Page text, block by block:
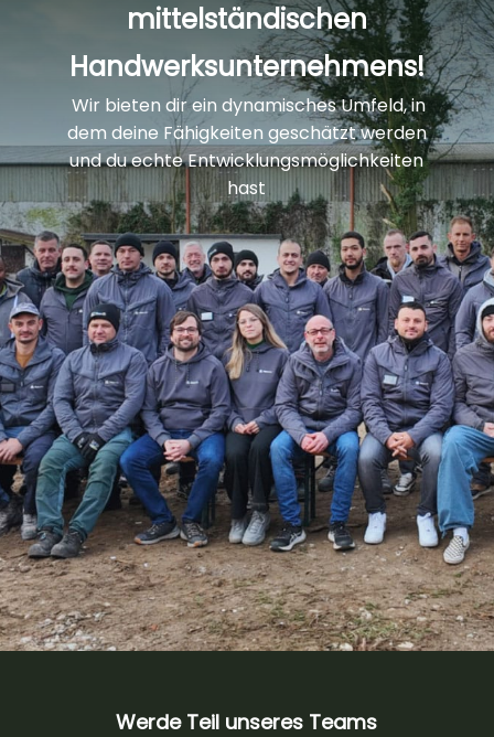
mittelständischen
Handwerksunternehmens!
Wir bieten dir ein dynamisches Umfeld, in
dem deine Fähigkeiten geschätzt werden
und du echte Entwicklungsmöglichkeiten
hast
Werde Teil unseres Teams